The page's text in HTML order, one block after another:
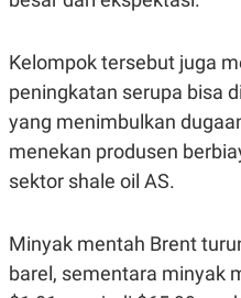
Kelompok tersebut juga
peningkatan serupa bisa
yang menimbulkan
menekan produsen
sektor shale oil AS.
Minyak mentah Brent
barel, sementara minyak